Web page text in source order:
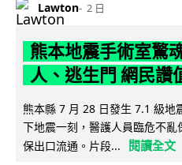
Lawton 2 日
熊本地震手術室驚
人、逃生門 網民讚
熊本縣 7 月 28 日發生 7.1 級地
下地震一刻，醫護人員臨危不
保出口流通。片段...
閱讀全文